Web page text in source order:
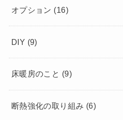
オプション (16)
DIY (9)
床暖房のこと (9)
断熱強化の取り組み (6)